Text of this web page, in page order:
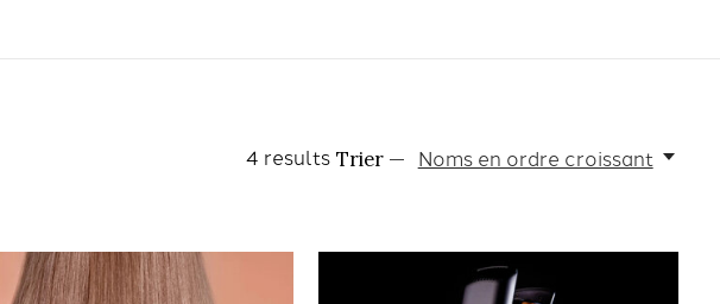
4 results Trier — Noms en ordre croissant